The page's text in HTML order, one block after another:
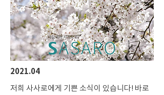
2021.04
저희 사사로에게 기쁜 소식이 있습니다! 바로